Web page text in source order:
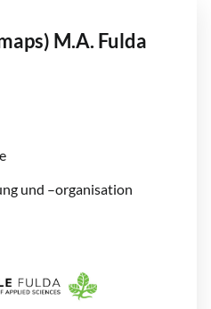
M.A. Fulda
und –organisation